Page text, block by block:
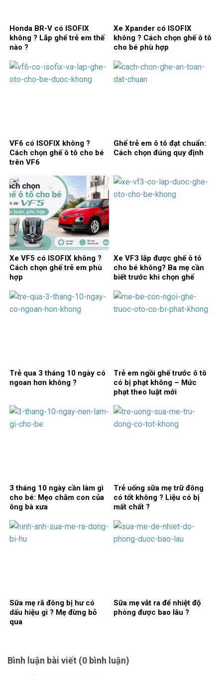
Honda BR-V có ISOFIX
không ? Lắp ghế trẻ em thế
nào ?
Xe Xpander có ISOFIX
không ? Cách chọn ghế ô tô
cho bé phù hợp
VF6 có ISOFIX không ?
Cách chọn ghế ô tô cho bé
trên VF6
Ghế trẻ em ô tô đạt chuẩn:
Cách chọn đúng quy định
Xe VF5 có ISOFIX không ?
Cách chọn ghế trẻ em phù
hợp
Xe VF3 lắp được ghế ô tô
cho bé không? Ba mẹ cần
biết trước khi chọn ghế
Trẻ qua 3 tháng 10 ngày có
ngoan hơn không ?
Trẻ em ngồi ghế trước ô tô
có bị phạt không – Mức
phạt theo luật mới
3 tháng 10 ngày cần làm gì
cho bé: Mẹo chăm con của
ông bà xưa
Trẻ uống sữa mẹ trữ đông
có tốt không ? Liệu có bị
mất chất ?
Sữa mẹ rã đông bị hư có
dấu hiệu gì ? Mẹ đừng bỏ
qua
Sữa mẹ vắt ra để nhiệt độ
phòng được bao lâu ?
Bình luận bài viết (0 bình luận)